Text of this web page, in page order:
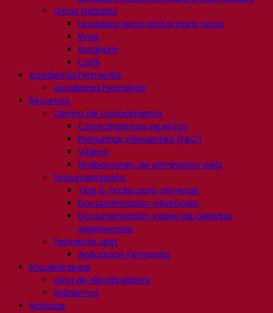
Otras bebidas
Levadura seca activa para otros
Kvas
Sorghum
Café
Academia Fermentis
Academia Fermentis
Recursos
Centro de conocimiento
Conocimientos expertos
Preguntas frecuentes (FAQ)
Videos
Grabaciones de seminarios web
Documentación
Tips & Tricks para cervezas
Documentación vitivinícola
Documentación sobre las bebidas
espirituosas
Fermentis app
Aplicación Fermentis
Encuéntranos
Lista de distribuidores
Hablemos
Noticias